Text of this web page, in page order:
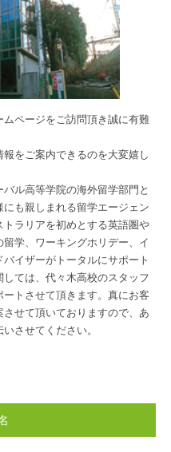
ページをご訪問頂き誠に有難
をご案内できるのを大変嬉し
ル高等学院の海外留学部門と
も親しまれる留学エージェン
トラリアを初めとする英語圏や
学、ワーキングホリデー、イ
イザーがトータルにサポート
ては、代々木高校のスタッフ
トさせて頂きます。真にお客
せて頂いておりますので、あ
させてください。